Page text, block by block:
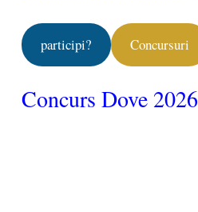
participi? Concursuri
Concurs Dove 2026